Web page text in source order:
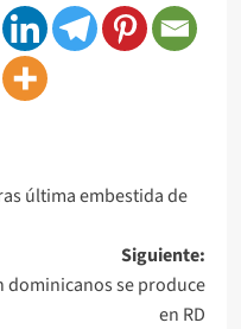
última embestida de
Siguiente:
dominicanos se produce
en RD